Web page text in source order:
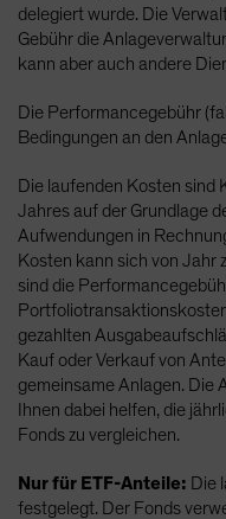
delegiert wurde. Die
Gebühr die
kann aber auch andere
Die Performancegebühr
Bedingungen an den
Die laufenden Kosten sind
Jahres auf der Grundlage
Aufwendungen in
Kosten kann sich von Jahr
sind die
gezahlten
Kauf oder Verkauf von
gemeinsame Anlagen. Die
Ihnen dabei helfen, die
Fonds zu vergleichen.
Nur für ETF-Anteile: Die
festgelegt. Der Fonds